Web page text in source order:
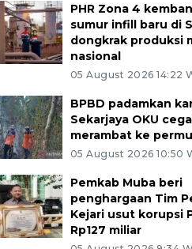
PHR Zona 4
sumur infill baru di
dongkrak produksi
nasional
05 August 2026 14:22
BPBD padamkan
Sekarjaya OKU
merambat ke
05 August 2026 10:50
Pemkab Muba beri
penghargaan Tim
Kejari usut korupsi
Rp127 miliar